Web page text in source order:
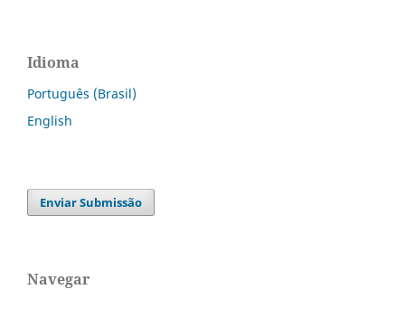
Idioma
Português (Brasil)
English
Enviar Submissão
Navegar